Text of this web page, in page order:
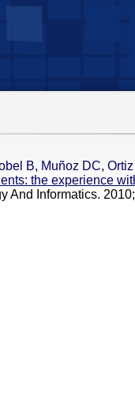
B, Muñoz DC,
the experience
And Informatics.